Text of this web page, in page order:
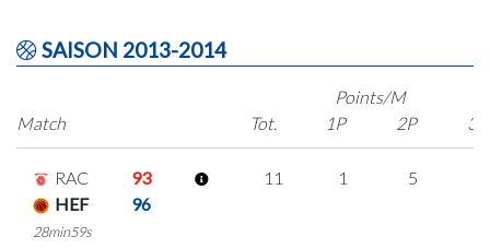
SAISON 2013-2014
Match
Points/M
Tot.
1P 2P 3P
RAC
93
HEF
96
28min59s
11 1 5